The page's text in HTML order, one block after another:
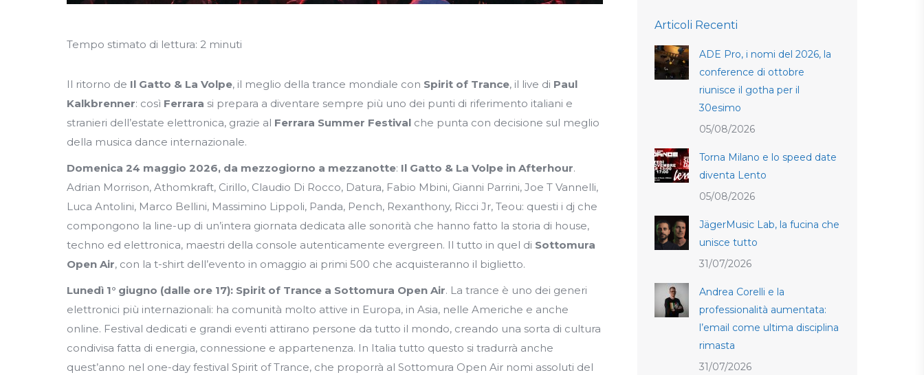
Tempo stimato di lettura: 2 minuti
Il ritorno de Il Gatto & La Volpe, il meglio della trance mondiale con Spirit of Trance, il live di Paul
Kalkbrenner: così Ferrara si prepara a diventare sempre più uno dei punti di riferimento italiani e
stranieri dell’estate elettronica, grazie al Ferrara Summer Festival che punta con decisione sul meglio
della musica dance internazionale.
Domenica 24 maggio 2026, da mezzogiorno a mezzanotte: Il Gatto & La Volpe in Afterhour.
Adrian Morrison, Athomkraft, Cirillo, Claudio Di Rocco, Datura, Fabio Mbini, Gianni Parrini, Joe T Vannelli,
Luca Antolini, Marco Bellini, Massimino Lippoli, Panda, Pench, Rexanthony, Ricci Jr, Teou: questi i dj che
compongono la line-up di un’intera giornata dedicata alle sonorità che hanno fatto la storia di house,
techno ed elettronica, maestri della console autenticamente evergreen. Il tutto in quel di Sottomura
Open Air, con la t-shirt dell’evento in omaggio ai primi 500 che acquisteranno il biglietto.
Lunedì 1° giugno (dalle ore 17): Spirit of Trance a Sottomura Open Air. La trance è uno dei generi
elettronici più internazionali: ha comunità molto attive in Europa, in Asia, nelle Americhe e anche
online. Festival dedicati e grandi eventi attirano persone da tutto il mondo, creando una sorta di cultura
condivisa fatta di energia, connessione e appartenenza. In Italia tutto questo si tradurrà anche
quest’anno nel one-day festival Spirit of Trance, che proporrà al Sottomura Open Air nomi assoluti del
Articoli Recenti
ADE Pro, i nomi del 2026, la
conference di ottobre
riunisce il gotha per il
30esimo
05/08/2026
Torna Milano e lo speed date
diventa Lento
05/08/2026
JägerMusic Lab, la fucina che
unisce tutto
31/07/2026
Andrea Corelli e la
professionalità aumentata:
l’email come ultima disciplina
rimasta
31/07/2026